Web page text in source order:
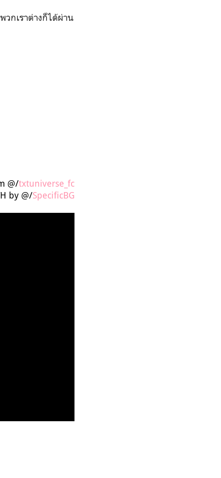
กเราต่างก็ได้ผ่าน
@/txtuniverse_fc
by @/SpecificBG